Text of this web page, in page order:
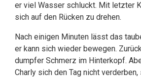
er viel Wasser schluckt. Mit letzter
sich auf den Rücken zu drehen.
Nach einigen Minuten lässt das
er kann sich wieder bewegen.
dumpfer Schmerz im Hinterkopf.
Charly sich den Tag nicht